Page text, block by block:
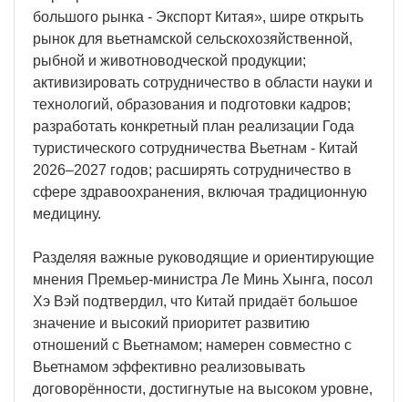
большого рынка - Экспорт Китая», шире открыть
рынок для вьетнамской сельскохозяйственной,
рыбной и животноводческой продукции;
активизировать сотрудничество в области науки и
технологий, образования и подготовки кадров;
разработать конкретный план реализации Года
туристического сотрудничества Вьетнам - Китай
2026–2027 годов; расширять сотрудничество в
сфере здравоохранения, включая традиционную
медицину.
Разделяя важные руководящие и ориентирующие
мнения Премьер-министра Ле Минь Хынга, посол
Хэ Вэй подтвердил, что Китай придаёт большое
значение и высокий приоритет развитию
отношений с Вьетнамом; намерен совместно с
Вьетнамом эффективно реализовывать
договорённости, достигнутые на высоком уровне,